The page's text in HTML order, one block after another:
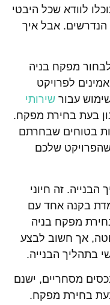
לוודא שכל היבטי
אבל איך
מפקח בניה
לפרויקט
עבורשירותי
בעת בחירת מפקח.
בטוחים שבחרתם
שלכם
זה חיוני
בקנה אחד עם
מפקח בניה
אך חשוב לבצע
בתהליך הבנייה.
מסחריים, ישנם
בחירת מפקח.